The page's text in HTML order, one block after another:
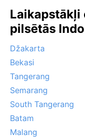
Laikapstākļi
pilsētās
Džakarta
Bekasi
Tangerang
Semarang
South Tangerang
Batam
Malang